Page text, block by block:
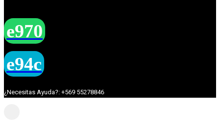
¿Necesitas Ayuda?: +569 55278846